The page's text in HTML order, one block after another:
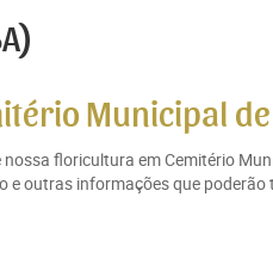
Municipal de
nossa floricultura em Cemitério
e outras informações que